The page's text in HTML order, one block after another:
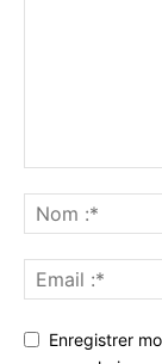
Enregistrer